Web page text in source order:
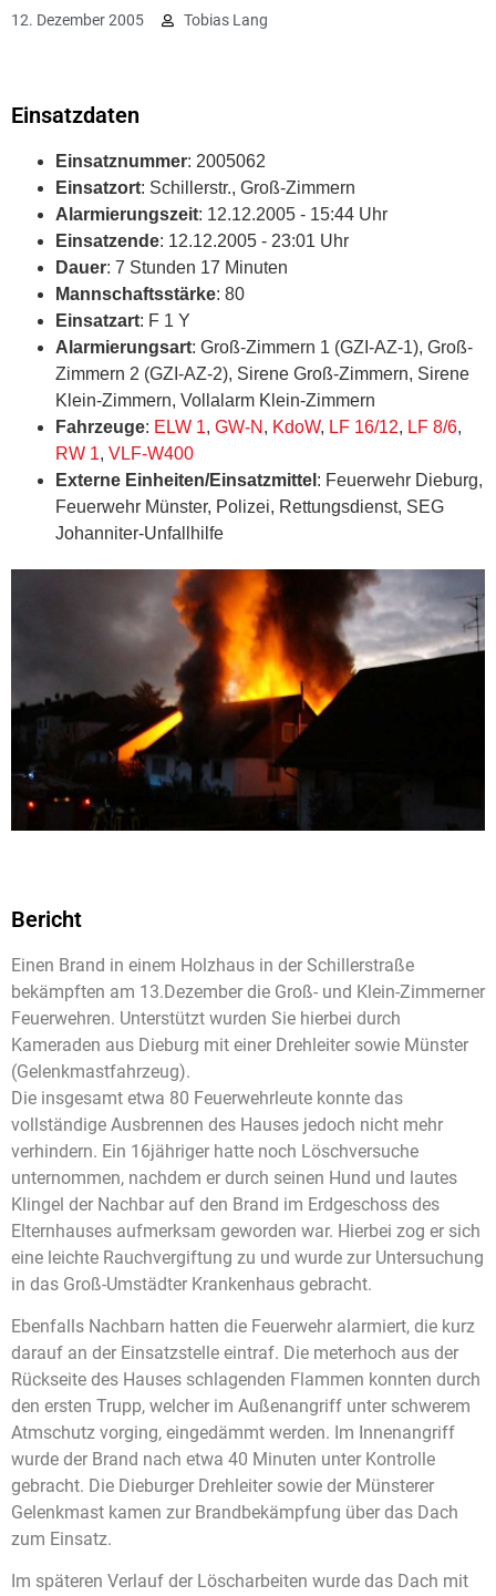
12. Dezember 2005 Tobias Lang
Einsatzdaten
Einsatznummer: 2005062
Einsatzort: Schillerstr., Groß-Zimmern
Alarmierungszeit: 12.12.2005 - 15:44 Uhr
Einsatzende: 12.12.2005 - 23:01 Uhr
Dauer: 7 Stunden 17 Minuten
Mannschaftsstärke: 80
Einsatzart: F 1 Y
Alarmierungsart: Groß-Zimmern 1 (GZI-AZ-1), Groß-
Zimmern 2 (GZI-AZ-2), Sirene Groß-Zimmern, Sirene
Klein-Zimmern, Vollalarm Klein-Zimmern
Fahrzeuge: ELW 1, GW-N , KdoW, LF 16/12, LF 8/6,
RW 1, VLF-W400
Externe Einheiten/Einsatzmittel : Feuerwehr Dieburg,
Feuerwehr Münster, Polizei, Rettungsdienst, SEG
Johanniter-Unfallhilfe
Bericht
Einen Brand in einem Holzhaus in der Schillerstraße
bekämpften am 13.Dezember die Groß- und Klein-Zimmerner
Feuerwehren. Unterstützt wurden Sie hierbei durch
Kameraden aus Dieburg mit einer Drehleiter sowie Münster
(Gelenkmastfahrzeug).
Die insgesamt etwa 80 Feuerwehrleute konnte das
vollständige Ausbrennen des Hauses jedoch nicht mehr
verhindern. Ein 16jähriger hatte noch Löschversuche
unternommen, nachdem er durch seinen Hund und lautes
Klingel der Nachbar auf den Brand im Erdgeschoss des
Elternhauses aufmerksam geworden war. Hierbei zog er sich
eine leichte Rauchvergiftung zu und wurde zur Untersuchung
in das Groß-Umstädter Krankenhaus gebracht.
Ebenfalls Nachbarn hatten die Feuerwehr alarmiert, die kurz
darauf an der Einsatzstelle eintraf. Die meterhoch aus der
Rückseite des Hauses schlagenden Flammen konnten durch
den ersten Trupp, welcher im Außenangriff unter schwerem
Atmschutz vorging, eingedämmt werden. Im Innenangriff
wurde der Brand nach etwa 40 Minuten unter Kontrolle
gebracht. Die Dieburger Drehleiter sowie der Münsterer
Gelenkmast kamen zur Brandbekämpfung über das Dach
zum Einsatz.
Im späteren Verlauf der Löscharbeiten wurde das Dach mit